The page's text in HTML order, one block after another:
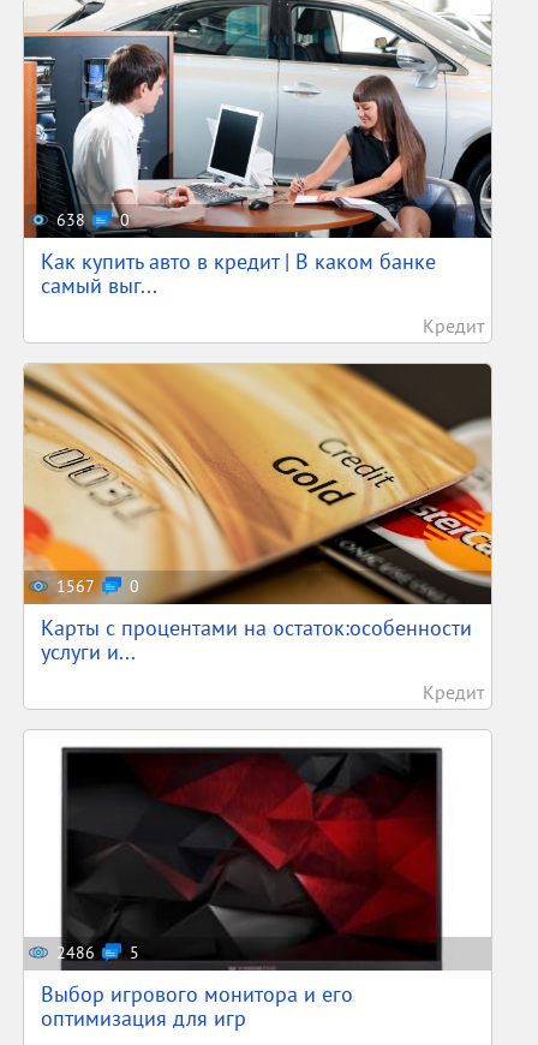
638 0
Как купить авто в кредит | В каком банке
самый выг...
Кредит
1567 0
Карты с процентами на остаток:особенности
услуги и...
Кредит
2486 5
Выбор игрового монитора и его
оптимизация для игр